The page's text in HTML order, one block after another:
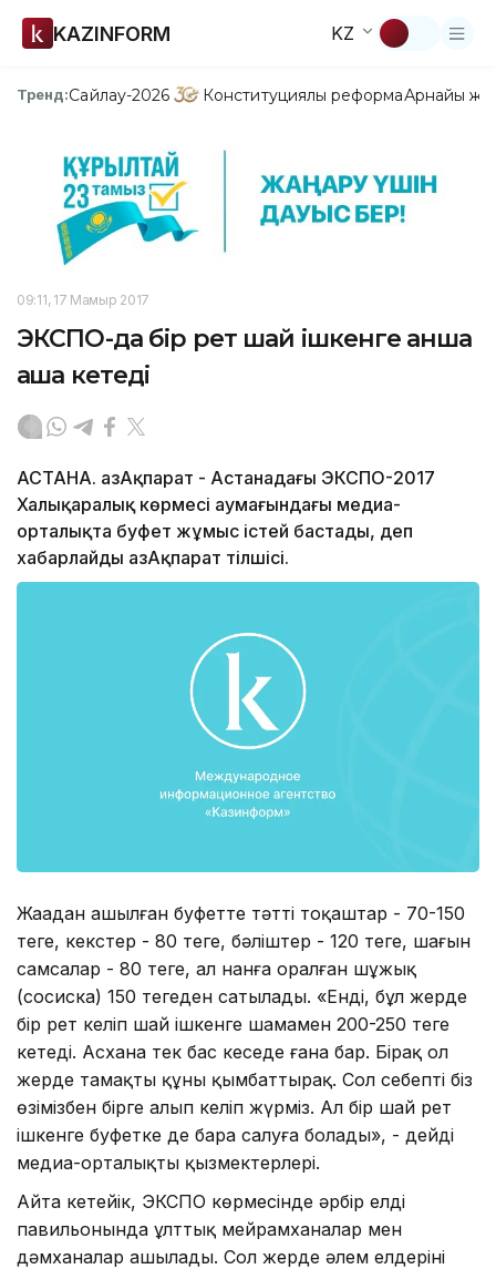
KAZINFORM KZ
Тренд:Сайлау-2026 Конституциялық реформаАрнайы
09:11, 17 Мамыр 2017
ЭКСПО-да бір рет шай ішкенге қанша
ақша кетеді
АСТАНА. ҚазАқпарат - Астанадағы ЭКСПО-2017
Халықаралық көрмесі аумағындағы медиа-
орталықта буфет жұмыс істей бастады, деп
xабарлайды ҚазАқпарат тілшісі.
Жаңадан ашылған буфетте тәтті тоқаштар - 70-150
теңге, кекстер - 80 теңге, бәліштер - 120 теңге, шағын
самсалар - 80 теңге, ал нанға оралған шұжық
(сосиска) 150 теңгеден сатылады. «Енді, бұл жерде
бір рет келіп шай ішкенге шамамен 200-250 теңге
кетеді. Асxана тек бас кеңседе ғана бар. Бірақ ол
жерде тамақтың құны қымбаттырақ. Сол себепті біз
өзімізбен бірге алып келіп жүрміз. Ал бір шай рет
ішкенге буфетке де бара салуға болады», - дейді
медиа-орталықтың қызмектерлері.
Айта кетейік, ЭКСПО көрмесінде әрбір елдің
павильонында ұлттық мейрамxаналар мен
дәмxаналар ашылады. Сол жерде әлем елдерінің